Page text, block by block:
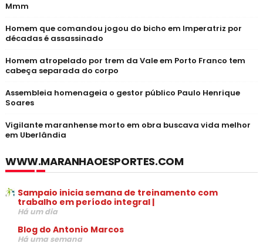
Mmm
Homem que comandou jogou do bicho em Imperatriz por
décadas é assassinado
Homem atropelado por trem da Vale em Porto Franco tem
cabeça separada do corpo
Assembleia homenageia o gestor público Paulo Henrique
Soares
Vigilante maranhense morto em obra buscava vida melhor
em Uberlândia
WWW.MARANHAOESPORTES.COM
Sampaio inicia semana de treinamento com
trabalho em período integral |
Há um dia
Blog do Antonio Marcos
Há uma semana